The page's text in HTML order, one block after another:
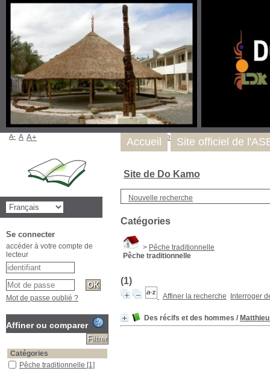
Site de Do Kamo
Nouvelle recherche
Catégories
> Pêche traditionnelle
Pêche traditionnelle
(1)
Affiner la recherche Interroger
Des récifs et des hommes /
Accueil Site officiel de
Nous trouver
A- A A+
Se connecter
accéder à votre compte de
lecteur
Mot de passe oublié ?
Affiner ou comparer
Catégories
Pêche traditionnelle [1]